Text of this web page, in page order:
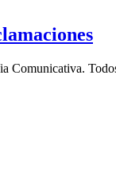
Comunicativa.